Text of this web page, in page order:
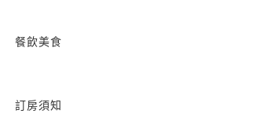
餐飲美食
訂房須知